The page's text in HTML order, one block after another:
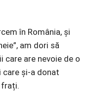
în România, și
am dori să
care are nevoie de o
care și-a donat